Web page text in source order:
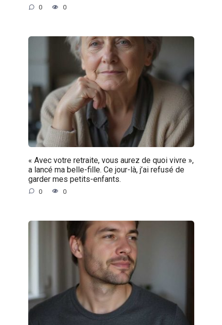
0 0
« Avec votre retraite, vous aurez de quoi vivre »,
a lancé ma belle-fille. Ce jour-là, j’ai refusé de
garder mes petits-enfants.
0 0